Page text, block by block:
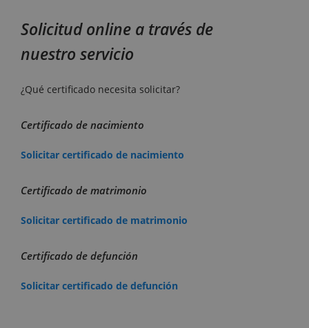
Solicitud online a través de
nuestro servicio
¿Qué certificado necesita solicitar?
Certificado de nacimiento
Solicitar certificado de nacimiento
Certificado de matrimonio
Solicitar certificado de matrimonio
Certificado de defunción
Solicitar certificado de defunción